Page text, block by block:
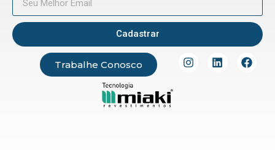
Cadastrar
Trabalhe Conosco